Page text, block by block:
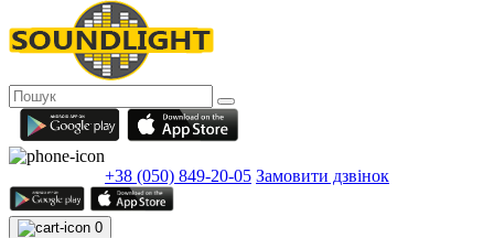
+38 (050) 849-20-05 Замовити дзвінок
0